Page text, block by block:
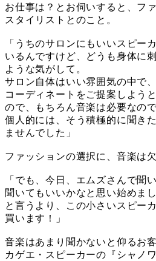
お仕事は？とお伺いすると、フ
スタイリストとのこと。
「うちのサロンにもいいスピー
いるんですけど、どうも身体に
ような気がして。
サロン自体はいい雰囲気の中で
コーディネートをご提案しよう
ので、もちろん音楽は必要なの
個人的には、そう積極的に聞き
ませんでした」
ファッションの選択に、音楽は
「でも、今日、エムズさんで聞
聞いてもいいかなと思い始めまし
と言うより、この小さいスピー
買います！」
音楽はあまり聞かないと仰るお
カゲエ・スピーカーの『シャノ